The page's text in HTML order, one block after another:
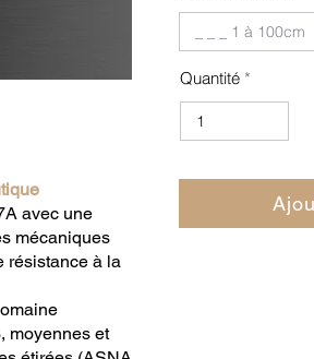
avec une
mécaniques
résistance à la
moyennes et
Quantité